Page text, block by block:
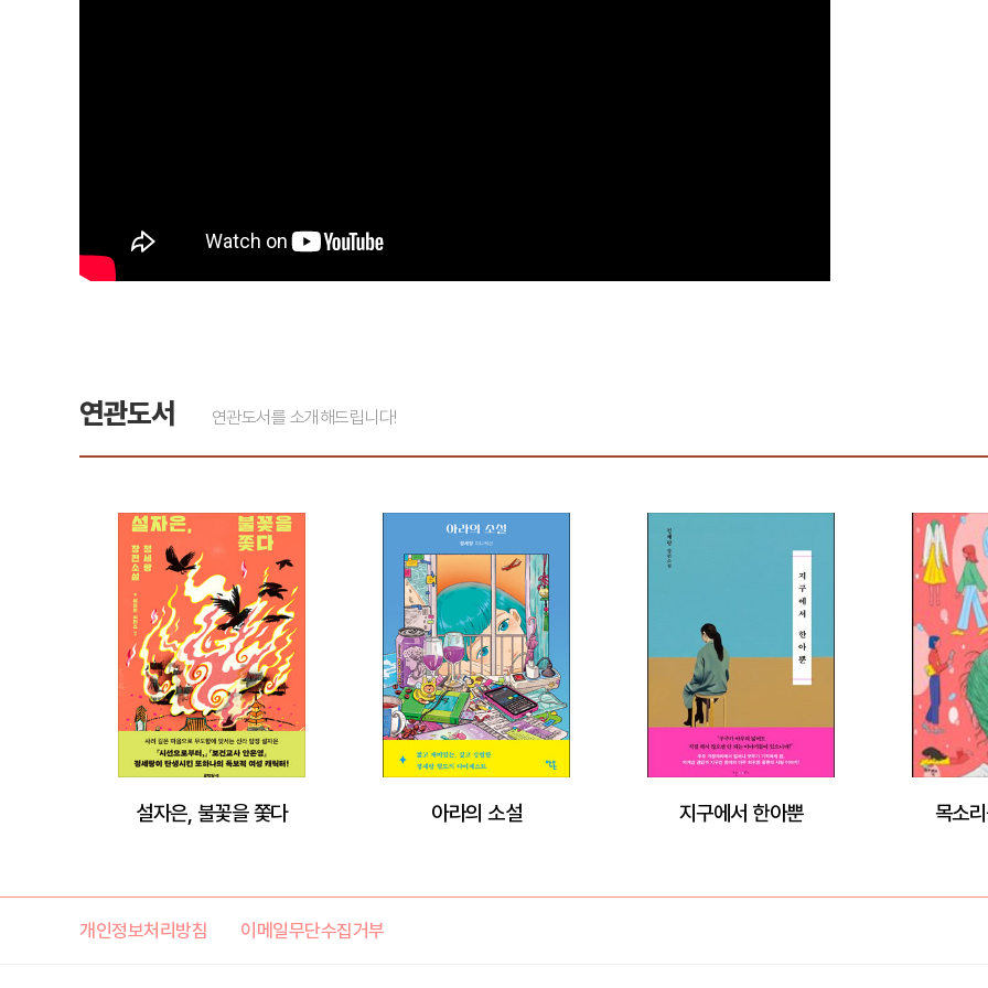
연관도서 연관도서를 소개해드립니다!
설자은, 불꽃을 쫓다 아라의 소설 지구에서 한아뿐 목소
개인정보처리방침 이메일무단수집거부